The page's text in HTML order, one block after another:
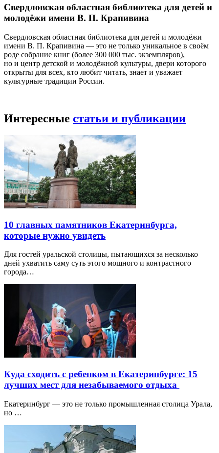
Свердловская областная библиотека для детей и
молодёжи имени В. П. Крапивина
Свердловская областная библиотека для детей и молодёжи
имени В. П. Крапивина — это не только уникальное в своём
роде собрание книг (более 300 000 тыс. экземпляров),
но и центр детской и молодёжной культуры, двери которого
открыты для всех, кто любит читать, знает и уважает
культурные традиции России.
Интересные статьи и публикации
10 главных памятников Екатеринбурга,
которые нужно увидеть
Для гостей уральской столицы, пытающихся за несколько
дней ухватить саму суть этого мощного и контрастного
города…
Куда сходить с ребенком в Екатеринбурге: 15
лучших мест для незабываемого отдыха
Екатеринбург — это не только промышленная столица Урала,
но …